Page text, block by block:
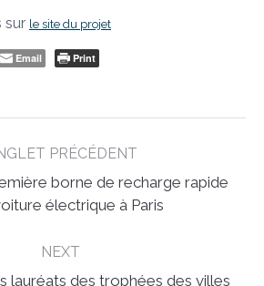
sur le site du projet
Email Print
PRÉCÉDENT
Previous
post:
borne de recharge rapide
électrique à Paris
NEXT
lauréats des trophées des villes